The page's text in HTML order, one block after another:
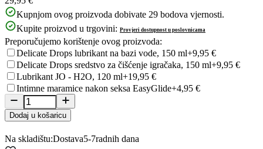
Kupnjom ovog proizvoda dobivate 29 bodova vjernosti.
Kupite proizvod u trgovini: Provjeri dostupnost u poslovnicama
Preporučujemo korištenje ovog proizvoda:
Delicate Drops lubrikant na bazi vode, 150 ml+9,95 €
Delicate Drops sredstvo za čišćenje igračaka, 150 ml+9,95 €
Lubrikant JO - H2O, 120 ml+19,95 €
Intimne maramice nakon seksa EasyGlide+4,95 €
Dodaj u košaricu
Na skladištu:Dostava5-7radnih dana